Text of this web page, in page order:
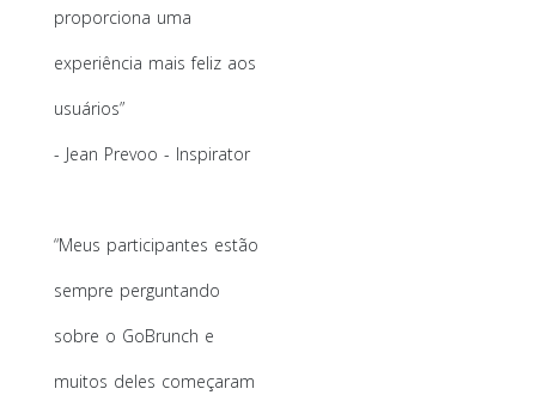
proporciona uma
experiência mais feliz aos
usuários”
- Jean Prevoo - Inspirator
“Meus participantes estão
sempre perguntando
sobre o GoBrunch e
muitos deles começaram